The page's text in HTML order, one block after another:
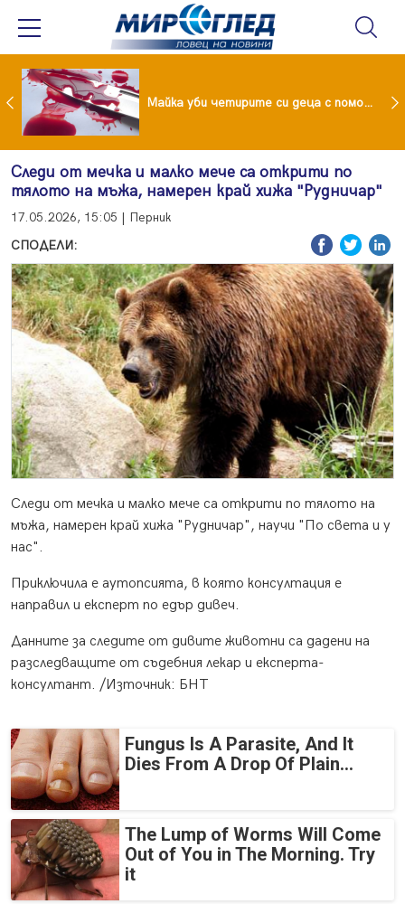
Проф.Кантарджиев: Пазете се от комарите и полово предаваните инфекции Майка уби четирите си деца с помощта на баба им, след което се самоуби
Следи от мечка и малко мече са открити по
тялото на мъжа, намерен край хижа "Рудничар"
17.05.2026, 15:05 | Перник
СПОДЕЛИ:
Следи от мечка и малко мече са открити по тялото на
мъжа, намерен край хижа "Рудничар", научи "По света и у
нас".
Приключила е аутопсията, в която консултация е
направил и експерт по едър дивеч.
Данните за следите от дивите животни са дадени на
разследващите от съдебния лекар и експерта-
консултант. /Източник: БНТ
Fungus Is A Parasite, And It
Dies From A Drop Of Plain...
The Lump of Worms Will Come
Out of You in The Morning. Try
it